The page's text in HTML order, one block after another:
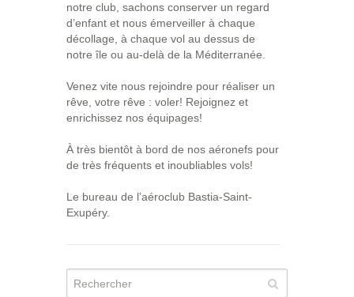
notre club, sachons conserver un regard
d’enfant et nous émerveiller à chaque
décollage, à chaque vol au dessus de
notre île ou au-delà de la Méditerranée.
Venez vite nous rejoindre pour réaliser un
rêve, votre rêve : voler! Rejoignez et
enrichissez nos équipages!
À très bientôt à bord de nos aéronefs pour
de très fréquents et inoubliables vols!
Le bureau de l’aéroclub Bastia-Saint-
Exupéry.